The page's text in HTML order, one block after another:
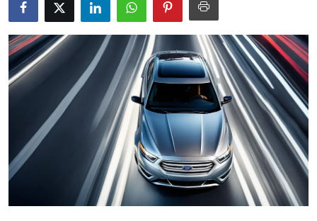
Sorgulamalar
İkinci El & Alım-Satım
Bakım & Arıza Çözümleri
Elektrikli & Hibrit
Kiralama & Filo
Sürüş & Güvenlik